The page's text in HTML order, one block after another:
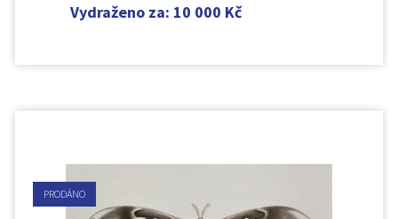
Vydraženo za: 10 000 Kč
PRODÁNO